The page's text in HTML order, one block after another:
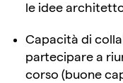
le idee
Capacità di
partecipare a
corso (buone